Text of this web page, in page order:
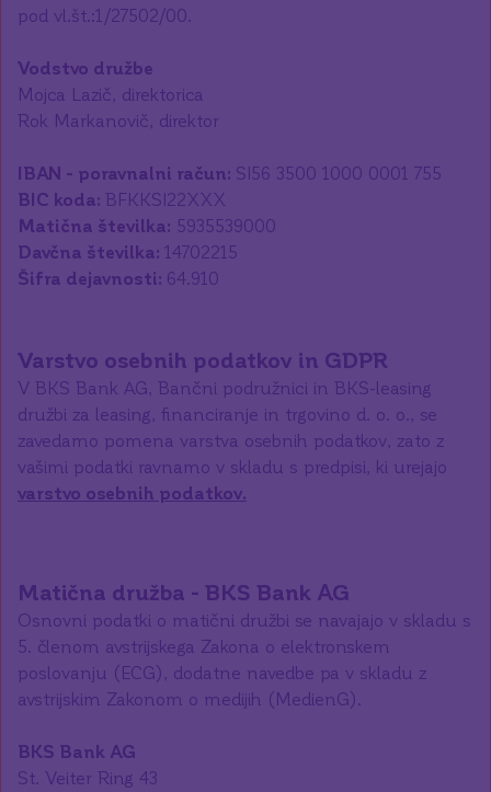
pod vl.št.:1/27502/00.
Vodstvo družbe
Mojca Lazič, direktorica
Rok Markanovič, direktor
IBAN - poravnalni račun:
BIC koda:
Matična številka:
Davčna številka:
Šifra dejavnosti: 64.910
Varstvo osebnih podatkov in GDPR
V BKS Bank AG, Bančni podružnici in BKS-leasing
družbi za leasing, financiranje in trgovino d. o. o., se
zavedamo pomena varstva osebnih podatkov, zato z
vašimi podatki ravnamo v skladu s predpisi, ki urejajo
varstvo osebnih podatkov.
Matična družba - BKS Bank AG
Osnovni podatki o matični družbi se navajajo v skladu s
5. členom avstrijskega Zakona o elektronskem
poslovanju (ECG), dodatne navedbe pa v skladu z
avstrijskim Zakonom o medijih (MedienG).
BKS Bank AG
St. Veiter Ring 43